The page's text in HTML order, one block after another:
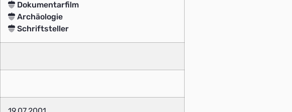
Dokumentarfilm
Archäologie
Schriftsteller